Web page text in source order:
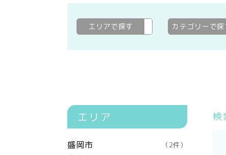
エリアで探す 陸前高田市
カテゴリーで探
エリア
盛岡市 （2件）
検